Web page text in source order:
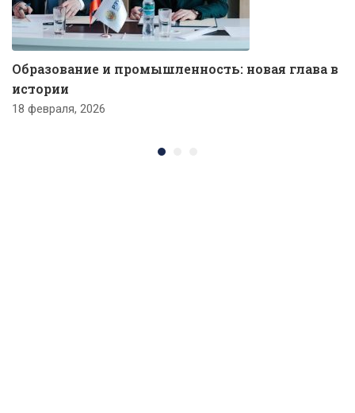
Образование и промышленность: новая глава в
истории
18 февраля, 2026